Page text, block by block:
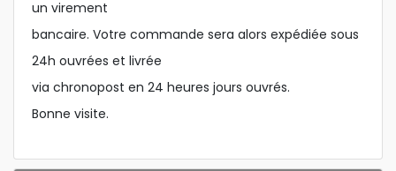
un virement
bancaire. Votre commande sera alors expédiée sous
24h ouvrées et livrée
via chronopost en 24 heures jours ouvrés.
Bonne visite.